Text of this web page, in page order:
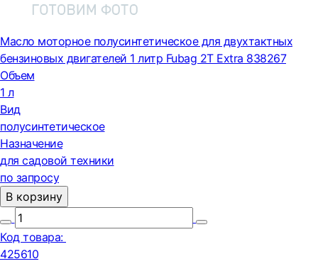
Масло моторное полусинтетическое для двухтактных
бензиновых двигателей 1 литр Fubag 2Т Extra 838267
Объем
1 л
Вид
полусинтетическое
Назначение
для садовой техники
по запросу
В корзину
Код товара:
425610